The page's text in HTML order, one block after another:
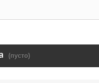
(пусто)